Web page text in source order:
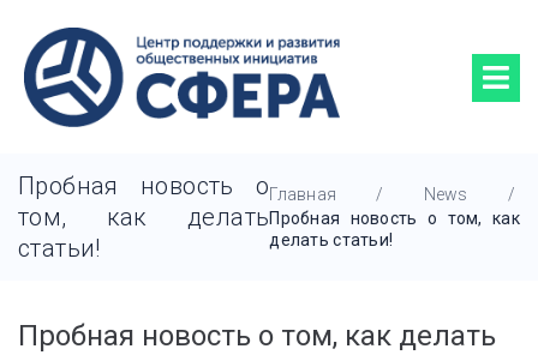
Пробная новость о
том, как делать
статьи!
Главная / News
/
Пробная новость о том, как
делать статьи!
Пробная новость о том, как делать